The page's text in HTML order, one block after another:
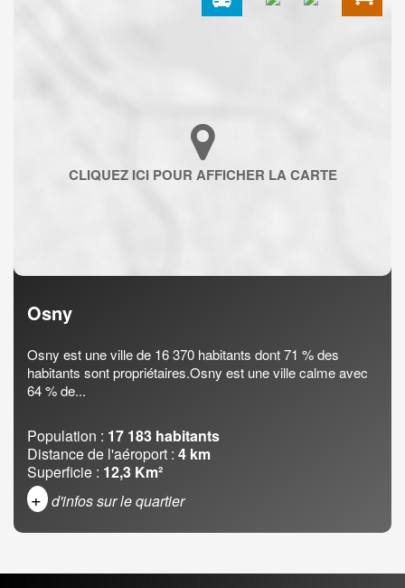
Osny
Osny est une ville de 16 370 habitants dont 71 % des
habitants sont propriétaires.Osny est une ville calme avec
64 % de...
Population : 17 183 habitants
Distance de l'aéroport : 4 km
Superficie : 12,3 Km²
+ d'infos sur le quartier